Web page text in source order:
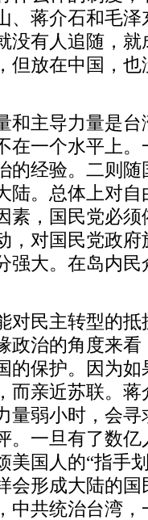
、蒋介石和毛
没有人追随，
但放在中国，
和主导力量是
在一个水平上
的经验。二则
陆。总体上对
素，国民党必
，对国民党政
强大。在岛内
对民主转型的
政治的角度来
的保护。因为
而亲近苏联。
量弱小时，会
。一旦有了数
美国人的“指手
会形成大陆的
中共统治台湾